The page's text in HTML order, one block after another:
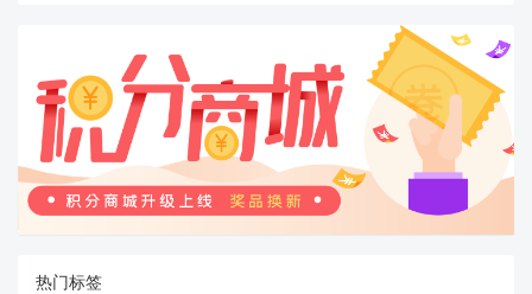
热门标签